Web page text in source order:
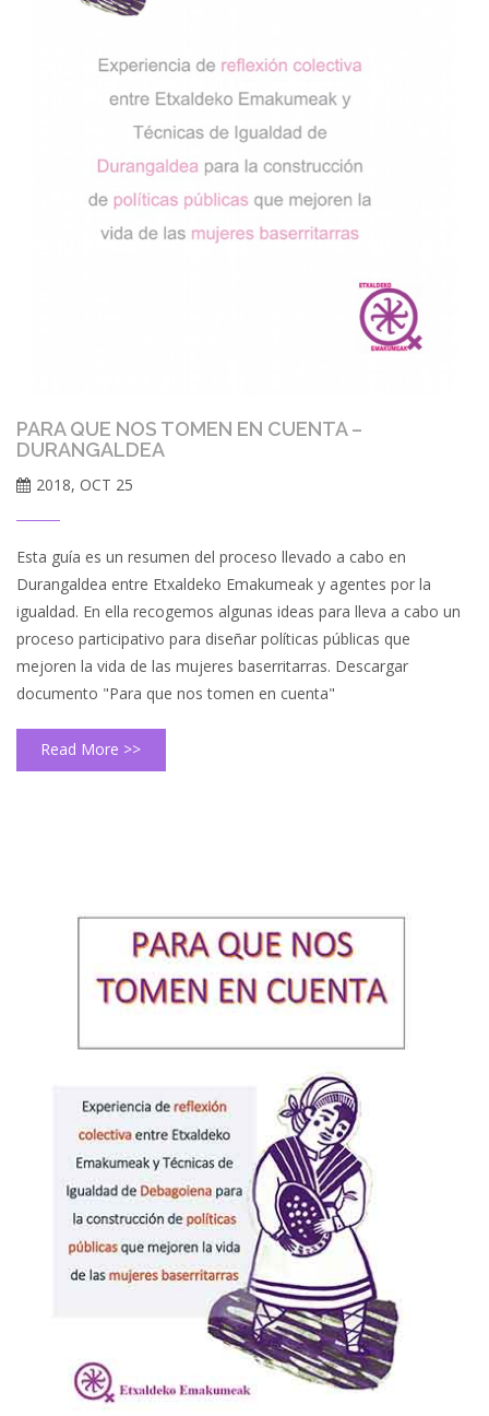
PARA QUE NOS TOMEN EN CUENTA –
DURANGALDEA
2018, OCT 25
Esta guía es un resumen del proceso llevado a cabo en
Durangaldea entre Etxaldeko Emakumeak y agentes por la
igualdad. En ella recogemos algunas ideas para lleva a cabo un
proceso participativo para diseñar políticas públicas que
mejoren la vida de las mujeres baserritarras. Descargar
documento "Para que nos tomen en cuenta"
Read More >>